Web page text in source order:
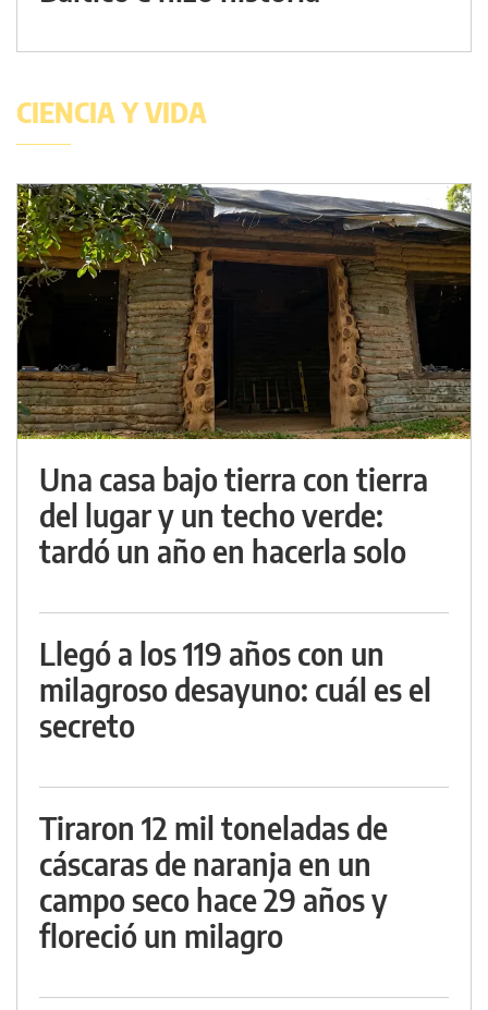
CIENCIA Y VIDA
Una casa bajo tierra con tierra
del lugar y un techo verde:
tardó un año en hacerla solo
Llegó a los 119 años con un
milagroso desayuno: cuál es el
secreto
Tiraron 12 mil toneladas de
cáscaras de naranja en un
campo seco hace 29 años y
floreció un milagro